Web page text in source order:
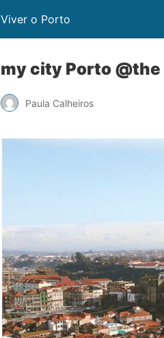
Viver o Porto
my city Porto
Paula Calheiros